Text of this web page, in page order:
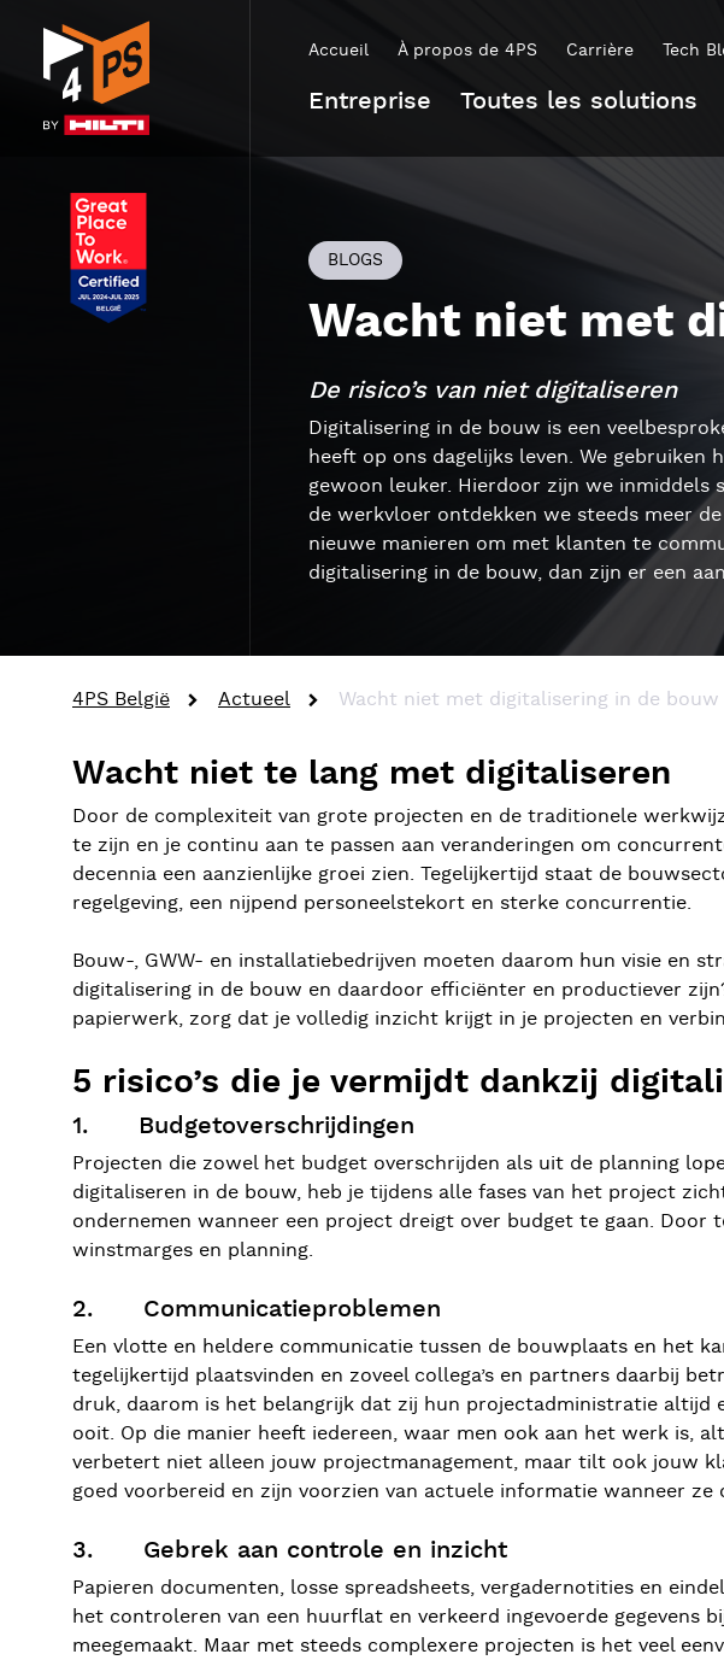
Accueil À propos de 4PS Carrière Tech
Entreprise Toutes les solutions
BLOGS
Wacht niet met
De risico’s van niet digitaliseren
Digitalisering in de bouw is een
heeft op ons dagelijks leven. We
gewoon leuker. Hierdoor zijn we inmiddels
de werkvloer ontdekken we steeds meer
nieuwe manieren om met klanten te
digitalisering in de bouw, dan zijn er een
4PS België Actueel Wacht niet met digitalisering in de bouw
Wacht niet te lang met digitaliseren
Door de complexiteit van grote projecten en de traditionele
te zijn en je continu aan te passen aan veranderingen om
decennia een aanzienlijke groei zien. Tegelijkertijd staat de
regelgeving, een nijpend personeelstekort en sterke concurrentie.
Bouw-, GWW- en installatiebedrijven moeten daarom hun visie en
digitalisering in de bouw en daardoor efficiënter en productiever
papierwerk, zorg dat je volledig inzicht krijgt in je projecten en
5 risico’s die je vermijdt dankzij
1. Budgetoverschrijdingen
Projecten die zowel het budget overschrijden als uit de planning
digitaliseren in de bouw, heb je tijdens alle fases van het project
ondernemen wanneer een project dreigt over budget te gaan.
winstmarges en planning.
2. Communicatieproblemen
Een vlotte en heldere communicatie tussen de bouwplaats en het
tegelijkertijd plaatsvinden en zoveel collega’s en partners daarbij
druk, daarom is het belangrijk dat zij hun projectadministratie
ooit. Op die manier heeft iedereen, waar men ook aan het werk is,
verbetert niet alleen jouw projectmanagement, maar tilt ook jouw
goed voorbereid en zijn voorzien van actuele informatie wanneer
3. Gebrek aan controle en inzicht
Papieren documenten, losse spreadsheets, vergadernotities en
het controleren van een huurflat en verkeerd ingevoerde gegevens
meegemaakt. Maar met steeds complexere projecten is het veel